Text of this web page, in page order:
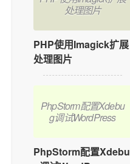
处理图片
PHP使用Imagick扩展
处理图片
PhpStorm配置Xdebu
g调试WordPress
PhpStorm配置Xdebu